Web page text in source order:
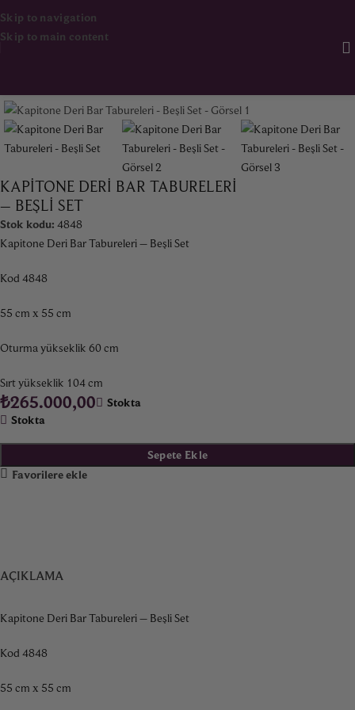
Skip to navigation
Skip to main content
KAPITONE DERI BAR TABURELERI
– BEŞLI SET
Stok kodu: 4848
Kapitone Deri Bar Tabureleri – Beşli Set
Kod 4848
55 cm x 55 cm
Oturma yükseklik 60 cm
Sırt yükseklik 104 cm
₺265.000,00
Stokta
Stokta
Sepete Ekle
Favorilere ekle
AÇIKLAMA
Kapitone Deri Bar Tabureleri – Beşli Set
Kod 4848
55 cm x 55 cm